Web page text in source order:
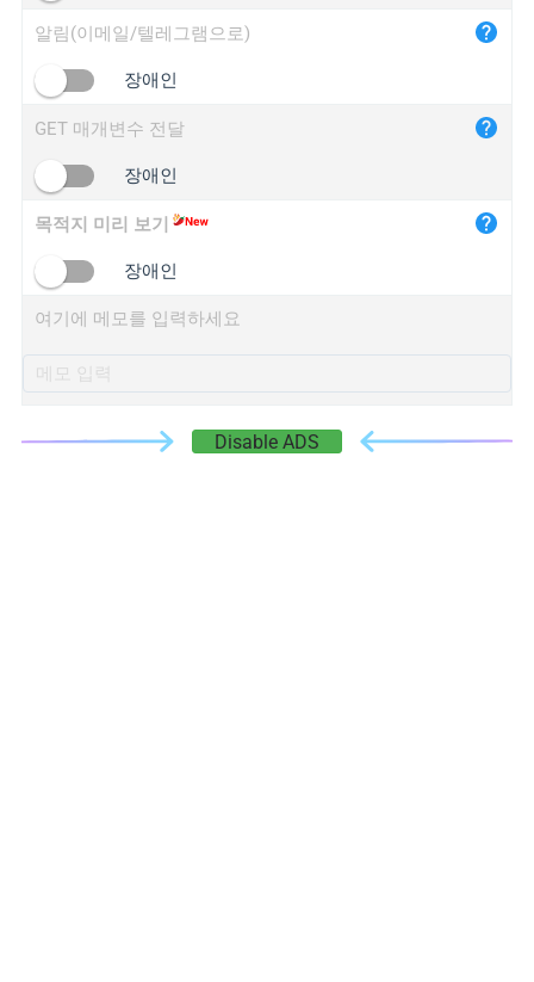
알림(이메일/텔레그램으로)
장애인
GET 매개변수 전달
장애인
목적지 미리 보기
장애인
여기에 메모를 입력하세요
Disable ADS